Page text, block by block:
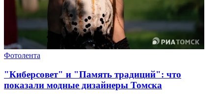
Фотолента
"Киберсовет" и "Память традиций": что
показали модные дизайнеры Томска